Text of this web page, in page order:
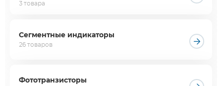
3 товара
Сегментные индикаторы
26 товаров
Фототранзисторы